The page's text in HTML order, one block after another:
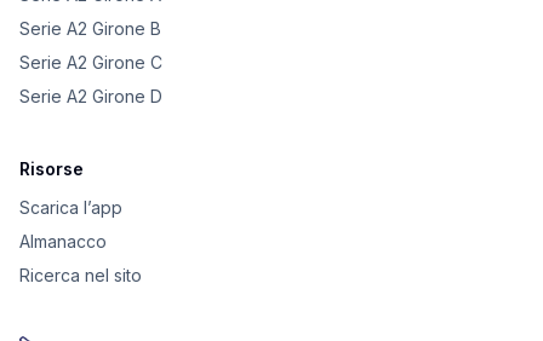
Serie A2 Girone B
Serie A2 Girone C
Serie A2 Girone D
Risorse
Scarica l’app
Almanacco
Ricerca nel sito